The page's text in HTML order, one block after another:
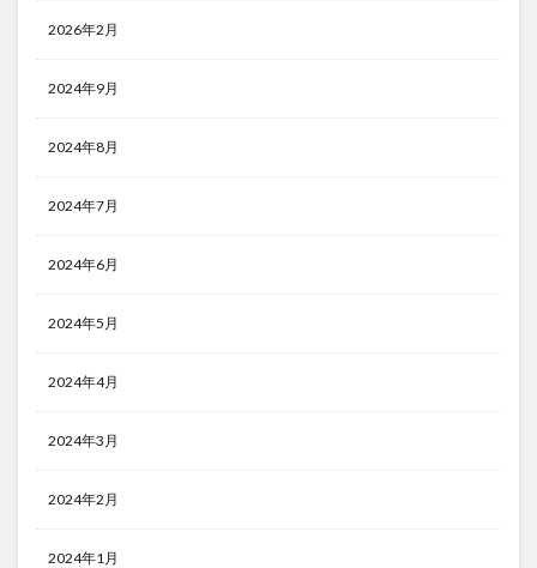
2026年2月
2024年9月
2024年8月
2024年7月
2024年6月
2024年5月
2024年4月
2024年3月
2024年2月
2024年1月